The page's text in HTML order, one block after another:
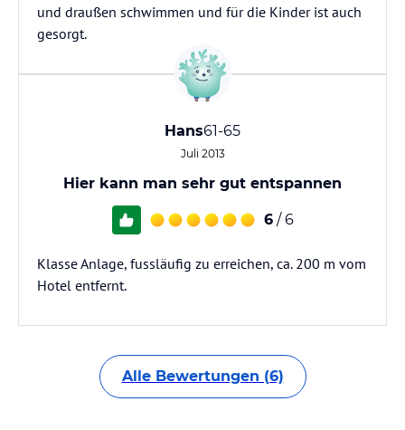
und draußen schwimmen und für die Kinder ist auch
gesorgt.
Hans61-65
Juli 2013
Hier kann man sehr gut entspannen
6 / 6
Klasse Anlage, fussläufig zu erreichen, ca. 200 m vom
Hotel entfernt.
Alle Bewertungen (6)